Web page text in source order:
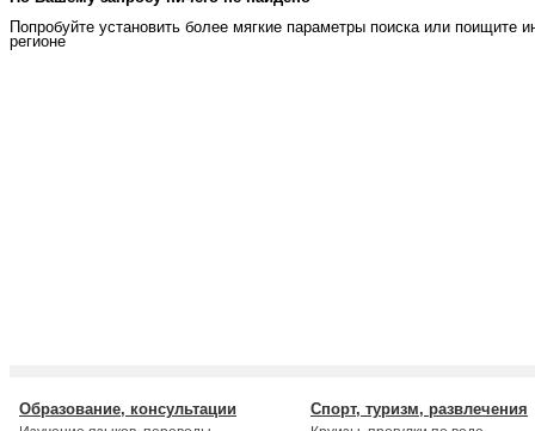
Попробуйте установить более мягкие параметры поиска или поищите
регионе
Спорт, туризм, развлечения
Образование, консультации